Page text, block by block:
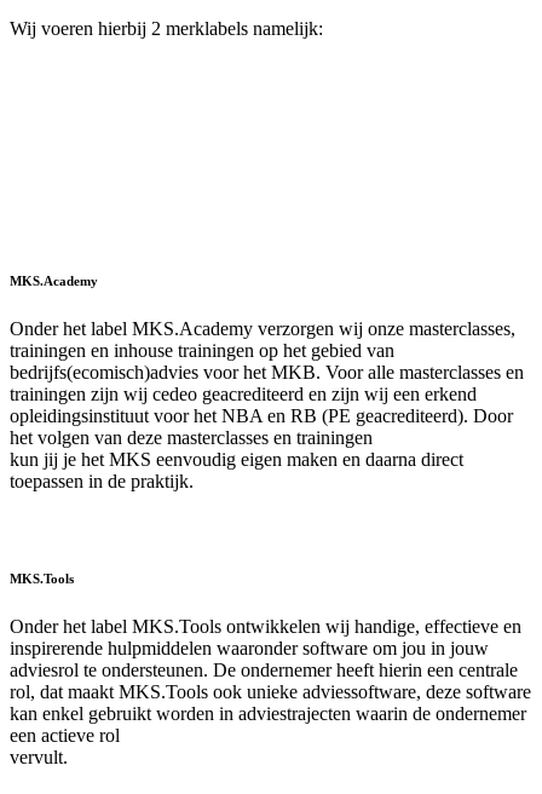
Wij voeren hierbij 2 merklabels namelijk:
MKS.Academy
Onder het label MKS.Academy verzorgen wij onze masterclasses,
trainingen en inhouse trainingen op het gebied van
bedrijfs(ecomisch)advies voor het MKB. Voor alle masterclasses en
trainingen zijn wij cedeo geacrediteerd en zijn wij een erkend
opleidingsinstituut voor het NBA en RB (PE geacrediteerd). Door
het volgen van deze masterclasses en trainingen
kun jij je het MKS eenvoudig eigen maken en daarna direct
toepassen in de praktijk.
MKS.Tools
Onder het label MKS.Tools ontwikkelen wij handige, effectieve en
inspirerende hulpmiddelen waaronder software om jou in jouw
adviesrol te ondersteunen. De ondernemer heeft hierin een centrale
rol, dat maakt MKS.Tools ook unieke adviessoftware, deze software
kan enkel gebruikt worden in adviestrajecten waarin de ondernemer
een actieve rol
vervult.